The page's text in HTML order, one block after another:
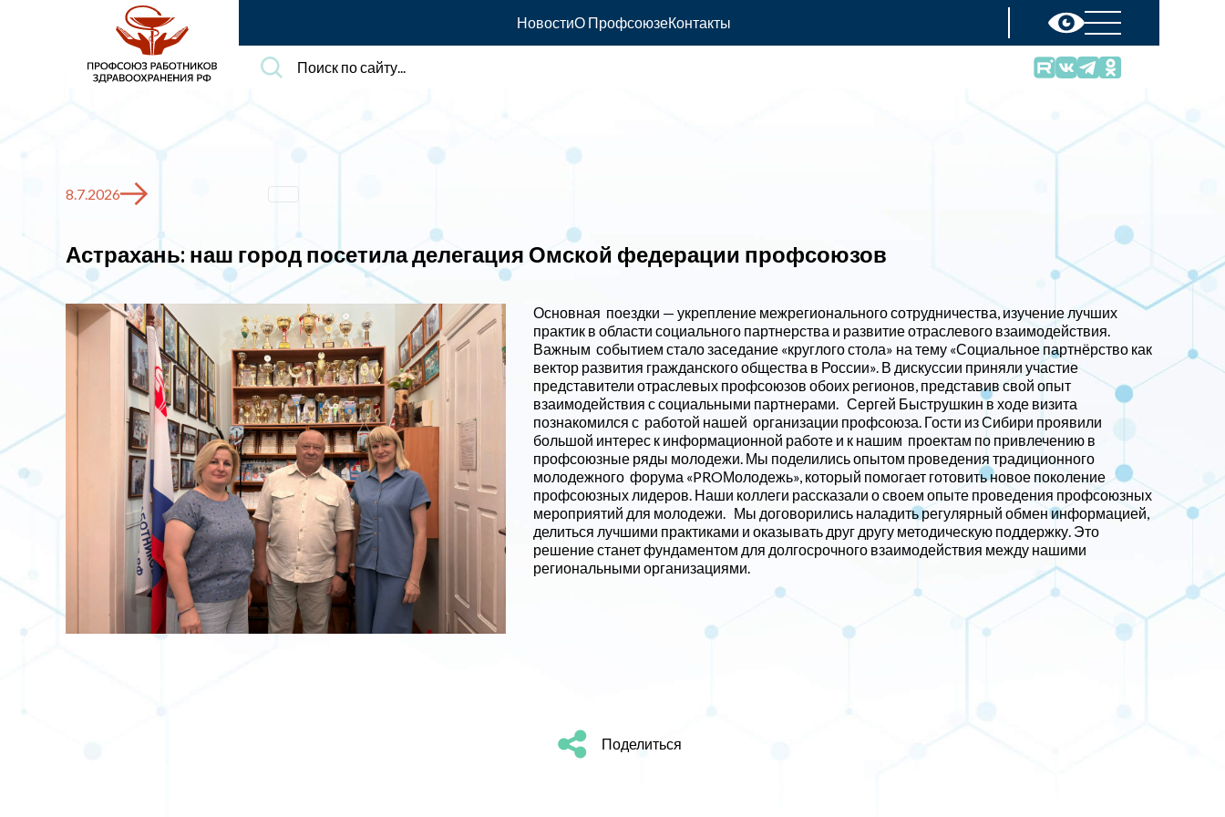
НовостиО ПрофсоюзеКонтакты
Поиск
по
8.7.2026
Астрахань: наш город посетила делегация Омской федерации профсоюзов
Основная поездки — укрепление межрегионального сотрудничества, изучение лучших
практик в области социального партнерства и развитие отраслевого взаимодействия.
Важным событием стало заседание «круглого стола» на тему «Социальное партнёрство как
вектор развития гражданского общества в России». В дискуссии приняли участие
представители отраслевых профсоюзов обоих регионов, представив свой опыт
взаимодействия с социальными партнерами. Сергей Быструшкин в ходе визита
познакомился сработой нашей организации профсоюза. Гости из Сибири проявили
большой интерес к информационной работе и к нашим проектам по привлечению в
профсоюзные ряды молодежи. Мы поделились опытом проведения традиционного
молодежного форума «PROМолодежь», который помогает готовить новое поколение
профсоюзных лидеров. Наши коллеги рассказали о своем опыте проведения профсоюзных
мероприятий для молодежи. Мы договорились наладить регулярный обмен информацией,
делиться лучшими практиками и оказывать друг другу методическую поддержку. Это
решение станет фундаментом для долгосрочного взаимодействия между нашими
региональными организациями.
Поделиться